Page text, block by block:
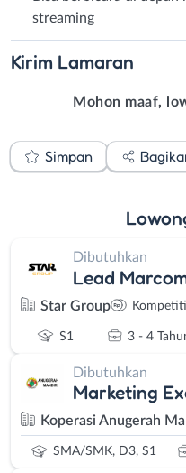
streaming
Kirim Lamaran
Mohon maaf,
Simpan
Dibutuhkan
Lead
Star Group
S1 3 - 4
Dibutuhkan
Marketing
Koperasi Anugerah
SMA/SMK, D3, S1